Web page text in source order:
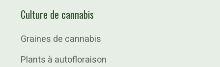
Culture de cannabis
Graines de cannabis
Plants à autofloraison